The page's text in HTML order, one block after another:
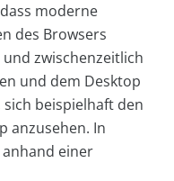
moderne
des Browsers
zwischenzeitlich
und dem Desktop
sich beispielhaft den
anzusehen. In
einer